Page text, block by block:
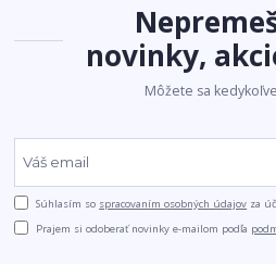
novinky,
Môžete sa
Súhlasím so spracovaním osobných údajov za
Prajem si odoberať novinky e-mailom podľa